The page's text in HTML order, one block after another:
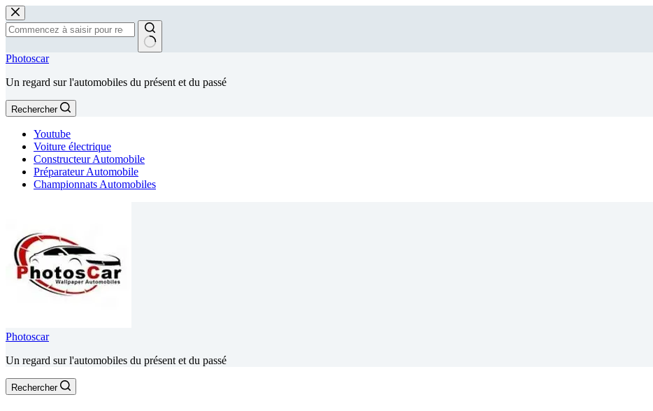
Passer
au
contenu
Aucun
Photoscar
Un regard sur l'automobiles du présent et du passé
Rechercher
Youtube
Voiture électrique
Constructeur Automobile
Préparateur Automobile
Championnats Automobiles
Photoscar
Un regard sur l'automobiles du présent et du passé
Rechercher